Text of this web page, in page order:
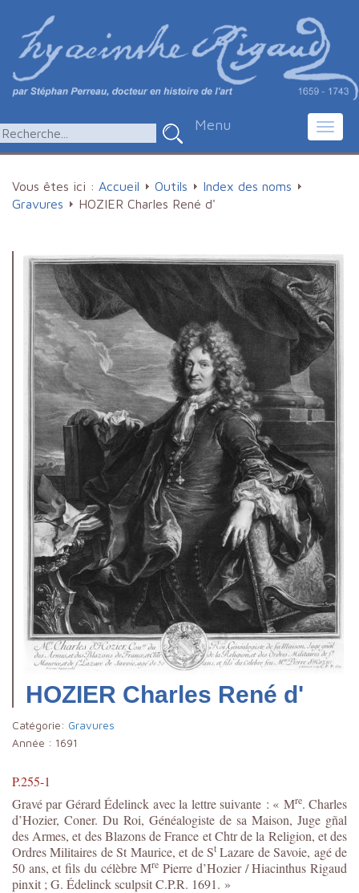
Menu
Vous êtes ici : Accueil Outils
Index des noms
Gravures
HOZIER Charles René d'
HOZIER Charles René d'
Catégorie: Gravures
Année : 1691
P.255-1
Gravé par Gérard Édelinck avec la lettre suivante : « Mre. Charles
d’Hozier, Coner. Du Roi, Généalogiste de sa Maison, Juge gñal
des Armes, et des Blazons de France et Chtr de la Religion, et des
Ordres Militaires de St Maurice, et de StLazare de Savoie, agé de
50 ans, et fils du célèbre Mre Pierre d’Hozier / Hiacinthus Rigaud
pinxit ; G. Édelinck sculpsit C.P.R. 1691. »